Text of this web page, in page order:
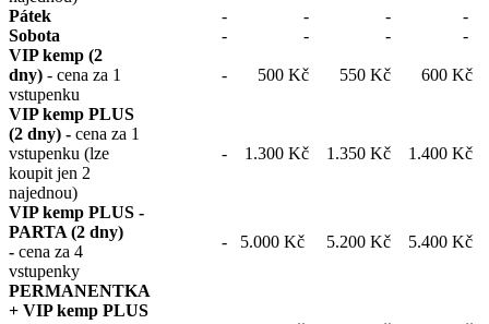
Pátek - - -
-
Sobota
- - -
-
VIP kemp (2
dny) - cena za 1
vstupenku
- 500 Kč 550 Kč 600 Kč
VIP kemp PLUS
(2 dny) - cena za 1
vstupenku (lze
koupit jen 2
najednou)
- 1.300 Kč 1.350 Kč 1.400 Kč
VIP kemp PLUS -
PARTA (2 dny)
- cena za 4
vstupenky
- 5.000 Kč 5.200 Kč 5.400 Kč
PERMANENTKA
+ VIP kemp PLUS